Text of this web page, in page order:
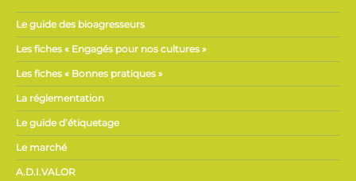
Le guide des bioagresseurs
Les fiches « Engagés pour nos cultures »
Les fiches « Bonnes pratiques »
La réglementation
Le guide d’étiquetage
Le marché
A.D.I.VALOR